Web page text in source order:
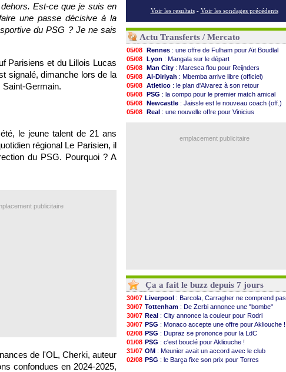
Est-ce que je suis en
une passe décisive à la
du PSG ? Je ne sais
Parisiens et du Lillois Lucas
signalé, dimanche lors de la
Germain.
le jeune talent de 21 ans
régional Le Parisien, il
du PSG. Pourquoi ? A
publicitaire
de l'OL, Cherki, auteur
confondues en 2024-2025,
Voir les resultats - Voir les sondages précédents
Actu Transferts / Mercato
05/08 Rennes : une offre de Fulham pour Aït Boudlal
05/08 Lyon : Mangala sur le départ
05/08 Man City : Maresca flou pour Reijnders
05/08 Al-Diriyah : Mbemba arrive libre (officiel)
05/08 Atletico : le plan d'Alvarez à son retour
05/08 PSG : la compo pour le premier match amical
05/08 Newcastle : Jaissle est le nouveau coach (off.)
05/08 Real : une nouvelle offre pour Vinicius
: Diomandé arrive pour 140 M€ !
emplacement publicitaire
Ça a fait le buzz depuis 7 jours
30/07 Liverpool : Barcola, Carragher ne comprend pas
30/07 Tottenham : De Zerbi annonce une "bombe"
30/07 Real : City annonce la couleur pour Rodri
30/07 PSG : Monaco accepte une offre pour Akliouche !
02/08 PSG : Dupraz se prononce pour la LdC
01/08 PSG : c'est bouclé pour Akliouche !
31/07 OM : Meunier avait un accord avec le club
02/08 PSG : le Barça fixe son prix pour Torres